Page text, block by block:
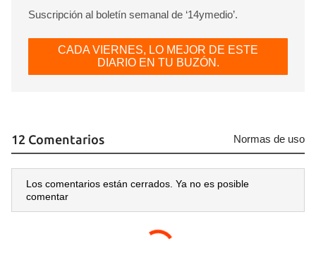
Suscripción al boletín semanal de ‘14ymedio’.
CADA VIERNES, LO MEJOR DE ESTE
DIARIO EN TU BUZÓN.
12 Comentarios Normas de uso
Los comentarios están cerrados. Ya no es posible
comentar